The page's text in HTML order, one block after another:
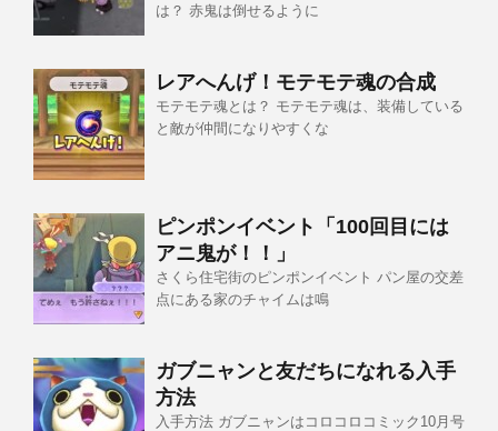
は？ 赤鬼は倒せるように
レアへんげ！モテモテ魂の合成
モテモテ魂とは？ モテモテ魂は、装備している
と敵が仲間になりやすくな
ピンポンイベント「100回目には
アニ鬼が！！」
さくら住宅街のピンポンイベント パン屋の交差
点にある家のチャイムは鳴
ガブニャンと友だちになれる入手
方法
入手方法 ガブニャンはコロコロコミック10月号